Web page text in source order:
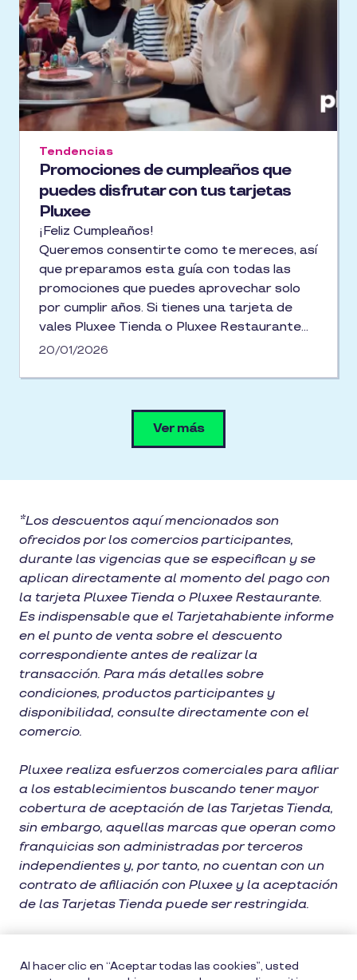
Promociones de cumpleaños que
puedes disfrutar con tus tarjetas
Pluxee
Tendencias
¡Feliz Cumpleaños!
Queremos consentirte como te mereces, así
que preparamos esta guía con todas las
promociones que puedes aprovechar solo
por cumplir años. Si tienes una tarjeta de
vales Pluxee Tienda o Pluxee Restaurante
puedes gozar desde un cafecito hasta un
descuentos muy sabrosos... ¡te contamos
20/01/2026
Ver más
*Los descuentos aquí mencionados son
ofrecidos por los comercios participantes,
durante las vigencias que se especifican y se
aplican directamente al momento del pago con
la tarjeta Pluxee Tienda o Pluxee Restaurante.
Es indispensable que el Tarjetahabiente informe
en el punto de venta sobre el descuento
correspondiente antes de realizar la
transacción. Para más detalles sobre
condiciones, productos participantes y
disponibilidad, consulte directamente con el
comercio.
Pluxee realiza esfuerzos comerciales para afiliar
a los establecimientos buscando tener mayor
cobertura de aceptación de las Tarjetas Tienda,
sin embargo, aquellas marcas que operan como
franquicias son administradas por terceros
independientes y, por tanto, no cuentan con un
contrato de afiliación con Pluxee y la aceptación
de las Tarjetas Tienda puede ser restringida.
Mapa del Sitio Aviso de privacidad Política de cookies
Al hacer clic en “Aceptar todas las cookies”, usted